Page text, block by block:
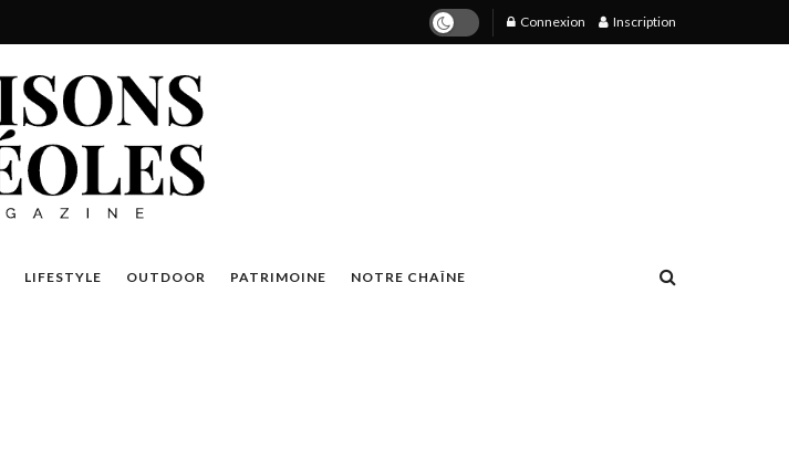
Connexion Inscription
LIFESTYLE OUTDOOR PATRIMOINE NOTRE CHAÎNE